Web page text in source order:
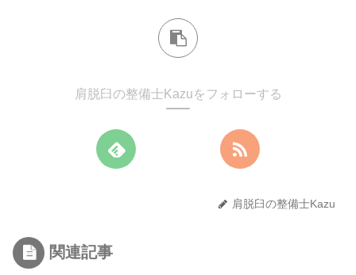
肩脱臼の整備士Kazuをフォローする
肩脱臼の整備士Kazu
関連記事